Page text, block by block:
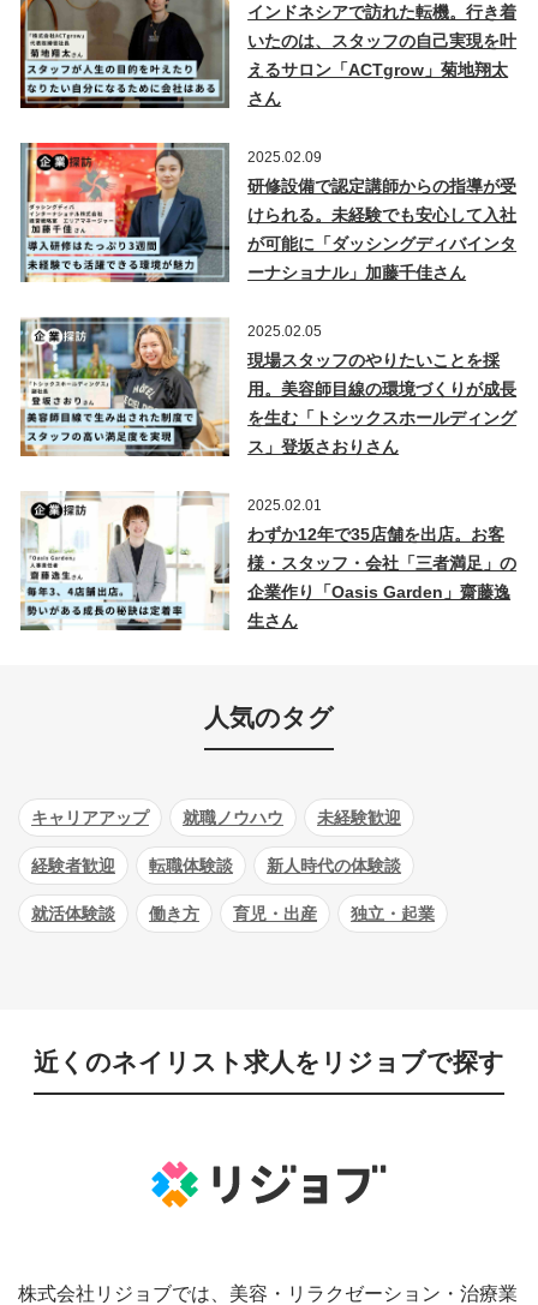
インドネシアで訪れた転機。行き着
いたのは、スタッフの自己実現を叶
えるサロン「ACTgrow」菊地翔太
さん
2025.02.09
研修設備で認定講師からの指導が受
けられる。未経験でも安心して入社
が可能に「ダッシングディバインタ
ーナショナル」加藤千佳さん
2025.02.05
現場スタッフのやりたいことを採
用。美容師目線の環境づくりが成長
を生む「トシックスホールディング
ス」登坂さおりさん
2025.02.01
わずか12年で35店舗を出店。お客
様・スタッフ・会社「三者満足」の
企業作り「Oasis Garden」齋藤逸
生さん
人気のタグ
キャリアアップ 就職ノウハウ 未経験歓迎
経験者歓迎 転職体験談 新人時代の体験談
就活体験談 働き方 育児・出産 独立・起業
近くのネイリスト求人をリジョブで探す
株式会社リジョブでは、美容・リラクゼーション・治療業